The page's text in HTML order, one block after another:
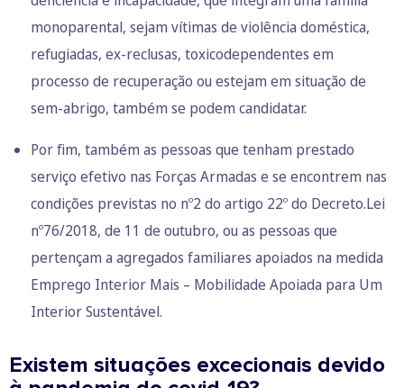
monoparental, sejam vítimas de violência doméstica,
refugiadas, ex-reclusas, toxicodependentes em
processo de recuperação ou estejam em situação de
sem-abrigo, também se podem candidatar.
Por fim, também as pessoas que tenham prestado
serviço efetivo nas Forças Armadas e se encontrem nas
condições previstas no nº2 do artigo 22º do Decreto.Lei
nº76/2018, de 11 de outubro, ou as pessoas que
pertençam a agregados familiares apoiados na medida
Emprego Interior Mais – Mobilidade Apoiada para Um
Interior Sustentável.
Existem situações excecionais devido